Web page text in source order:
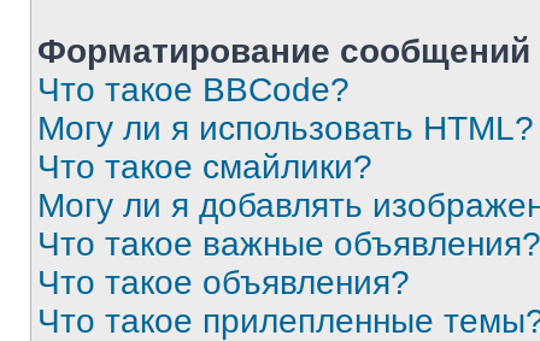
Форматирование
Что такое BBCode?
Могу ли я использовать HTML?
Что такое смайлики?
Могу ли я добавлять
Что такое важные объявления?
Что такое объявления?
Что такое прилепленные